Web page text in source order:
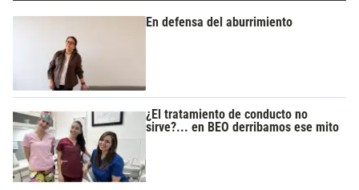
En defensa del aburrimiento
¿El tratamiento de conducto no
sirve?... en BEO derribamos ese mito